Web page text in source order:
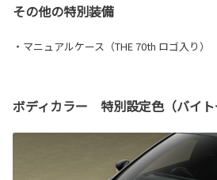
その他の特別装備
・マニュアルケース（THE 70th ロゴ入り）
ボディカラー 特別設定色（バイト